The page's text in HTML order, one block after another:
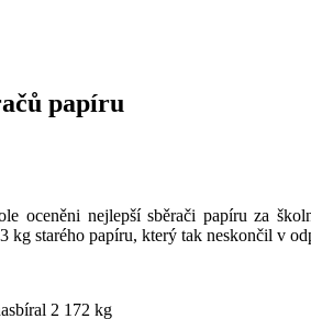
papíru
oceněni nejlepší sběrači papíru za
kg starého papíru, který tak neskončil v
2 172 kg